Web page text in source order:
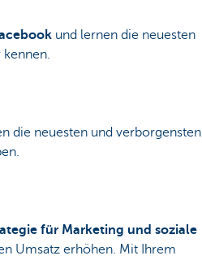
und lernen die neuesten
die neuesten und verborgensten
für Marketing und soziale
Umsatz erhöhen. Mit Ihrem